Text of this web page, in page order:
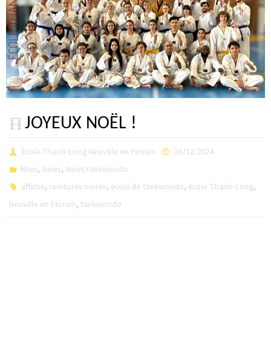
JOYEUX NOËL !
Ecole Thanh-Long Neuville en Ferrain
26/12/2024
fêtes, News, News taekwondo
affiche, ceintures noires, école de taekwondo, école Thanh-Long,
Neuville en Ferrain, taekwondo